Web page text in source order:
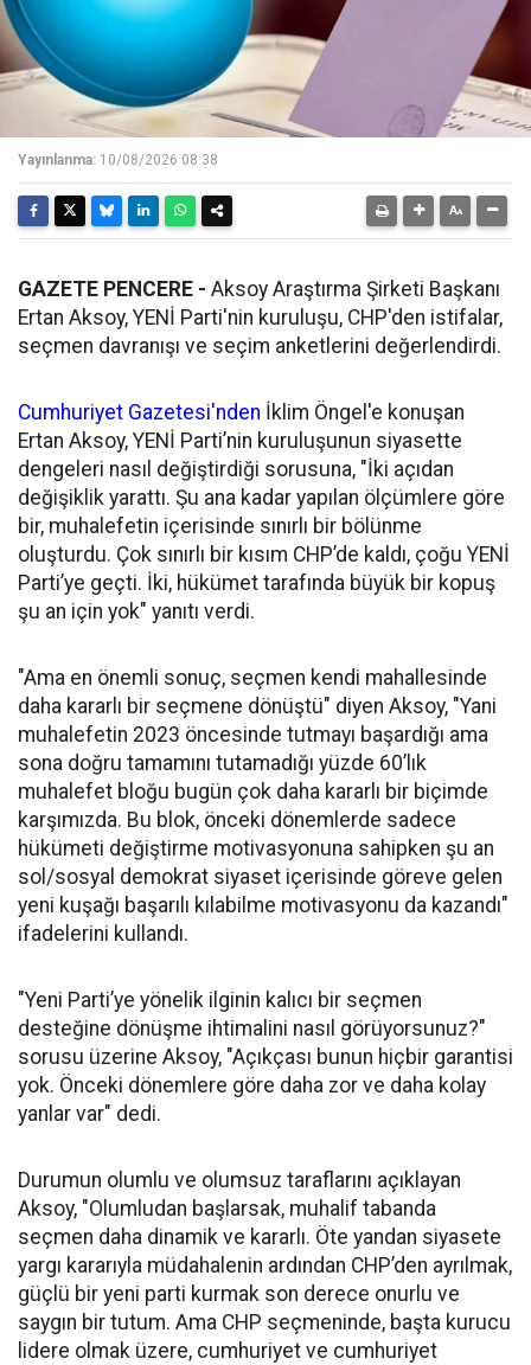
Yayınlanma: 10/08/2026 08:38
GAZETE PENCERE - Aksoy Araştırma Şirketi Başkanı
Ertan Aksoy, YENİ Parti'nin kuruluşu, CHP'den istifalar,
seçmen davranışı ve seçim anketlerini değerlendirdi.
Cumhuriyet Gazetesi'nden İklim Öngel'e konuşan
Ertan Aksoy, YENİ Parti’nin kuruluşunun siyasette
dengeleri nasıl değiştirdiği sorusuna, "İki açıdan
değişiklik yarattı. Şu ana kadar yapılan ölçümlere göre
bir, muhalefetin içerisinde sınırlı bir bölünme
oluşturdu. Çok sınırlı bir kısım CHP’de kaldı, çoğu YENİ
Parti’ye geçti. İki, hükümet tarafında büyük bir kopuş
şu an için yok" yanıtı verdi.
"Ama en önemli sonuç, seçmen kendi mahallesinde
daha kararlı bir seçmene dönüştü" diyen Aksoy, "Yani
muhalefetin 2023 öncesinde tutmayı başardığı ama
sona doğru tamamını tutamadığı yüzde 60’lık
muhalefet bloğu bugün çok daha kararlı bir biçimde
karşımızda. Bu blok, önceki dönemlerde sadece
hükümeti değiştirme motivasyonuna sahipken şu an
sol/sosyal demokrat siyaset içerisinde göreve gelen
yeni kuşağı başarılı kılabilme motivasyonu da kazandı"
ifadelerini kullandı.
"Yeni Parti’ye yönelik ilginin kalıcı bir seçmen
desteğine dönüşme ihtimalini nasıl görüyorsunuz?"
sorusu üzerine Aksoy, "Açıkçası bunun hiçbir garantisi
yok. Önceki dönemlere göre daha zor ve daha kolay
yanlar var" dedi.
Durumun olumlu ve olumsuz taraflarını açıklayan
Aksoy, "Olumludan başlarsak, muhalif tabanda
seçmen daha dinamik ve kararlı. Öte yandan siyasete
yargı kararıyla müdahalenin ardından CHP’den ayrılmak,
güçlü bir yeni parti kurmak son derece onurlu ve
saygın bir tutum. Ama CHP seçmeninde, başta kurucu
lidere olmak üzere, cumhuriyet ve cumhuriyet